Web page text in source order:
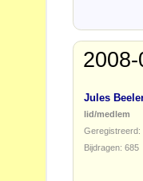
Jules
lid/medlem
Geregistreerd:
Bijdragen: 685